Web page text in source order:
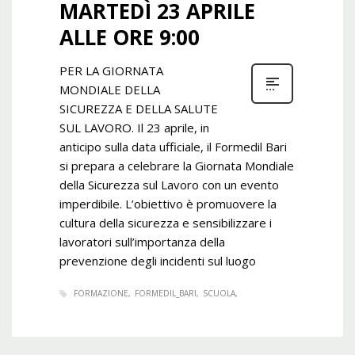
MARTEDÌ 23 APRILE
ALLE ORE 9:00
PER LA GIORNATA
MONDIALE DELLA
SICUREZZA E DELLA SALUTE
SUL LAVORO. Il 23 aprile, in
anticipo sulla data ufficiale, il Formedil Bari
si prepara a celebrare la Giornata Mondiale
della Sicurezza sul Lavoro con un evento
imperdibile. L’obiettivo è promuovere la
cultura della sicurezza e sensibilizzare i
lavoratori sull’importanza della
prevenzione degli incidenti sul luogo
FORMAZIONE FORMEDIL_BARI SCUOLA